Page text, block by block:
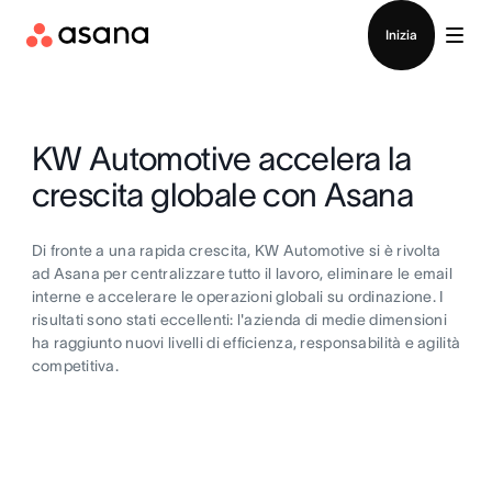
Inizia
KW Automotive accelera la
crescita globale con Asana
Di fronte a una rapida crescita, KW Automotive si è rivolta
ad Asana per centralizzare tutto il lavoro, eliminare le email
interne e accelerare le operazioni globali su ordinazione. I
risultati sono stati eccellenti: l'azienda di medie dimensioni
ha raggiunto nuovi livelli di efficienza, responsabilità e agilità
competitiva.